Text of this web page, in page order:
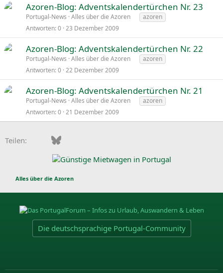
Azoren-Blog: Adventskalendertürchen Nr. 23
Portugal-News Alles über die Azoren
azoren
Antworten 0 23 Dezember 2009
Azoren-Blog: Adventskalendertürchen Nr. 22
Portugal-News Alles über die Azoren
azoren
Antworten 0 22 Dezember 2009
Azoren-Blog: Adventskalendertürchen Nr. 21
Portugal-News Alles über die Azoren
azoren
Antworten 0 21 Dezember 2009
Teilen: FacebookBluesky
Alles über die Azoren
Die deutschsprachige Portugal-Community